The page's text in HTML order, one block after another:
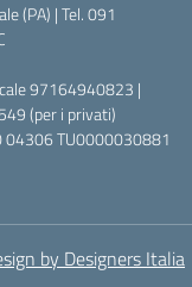
(PA) | Tel. 091
97164940823 |
(per i privati)
04306 TU0000030881
by Designers Italia